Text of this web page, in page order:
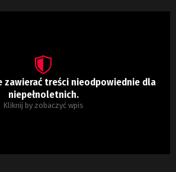
zawierać treści nieodpowiednie dla
niepełnoletnich.
Kliknij by zobaczyć wpis